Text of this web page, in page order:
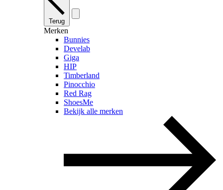
Terug
Merken
Bunnies
Develab
Giga
HIP
Timberland
Pinocchio
Red Rag
ShoesMe
Bekijk alle merken